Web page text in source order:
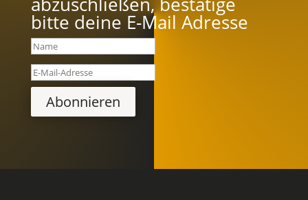
bitte deine E-Mail Adresse
Abonnieren